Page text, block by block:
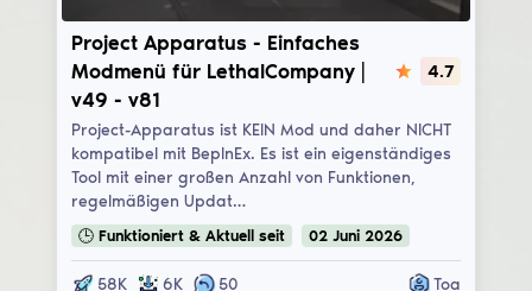
Project Apparatus
Project Apparatus - Einfaches
Modmenü für LethalCompany |
v49 - v81
4.7
Project-Apparatus ist KEIN Mod und daher NICHT
kompatibel mit BepInEx. Es ist ein eigenständiges
Tool mit einer großen Anzahl von Funktionen,
regelmäßigen Updat…
🕒 Funktioniert & Aktuell seit 02 Juni 2026
58K 6K 50 Toa